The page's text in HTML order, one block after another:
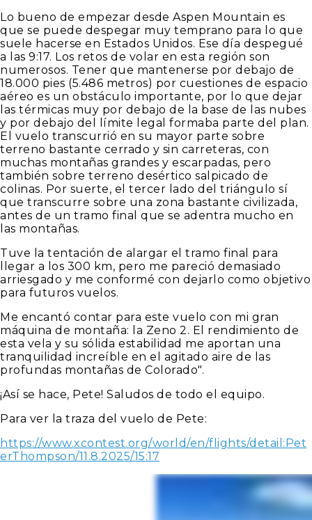
Lo bueno de empezar desde Aspen Mountain es
que se puede despegar muy temprano para lo que
suele hacerse en Estados Unidos. Ese día despegué
a las 9:17. Los retos de volar en esta región son
numerosos. Tener que mantenerse por debajo de
18.000 pies (5.486 metros) por cuestiones de espacio
aéreo es un obstáculo importante, por lo que dejar
las térmicas muy por debajo de la base de las nubes
y por debajo del límite legal formaba parte del plan.
El vuelo transcurrió en su mayor parte sobre
terreno bastante cerrado y sin carreteras, con
muchas montañas grandes y escarpadas, pero
también sobre terreno desértico salpicado de
colinas. Por suerte, el tercer lado del triángulo sí
que transcurre sobre una zona bastante civilizada,
antes de un tramo final que se adentra mucho en
las montañas.
Tuve la tentación de alargar el tramo final para
llegar a los 300 km, pero me pareció demasiado
arriesgado y me conformé con dejarlo como objetivo
para futuros vuelos.
Me encantó contar para este vuelo con mi gran
máquina de montaña: la Zeno 2. El rendimiento de
esta vela y su sólida estabilidad me aportan una
tranquilidad increíble en el agitado aire de las
profundas montañas de Colorado".
¡Así se hace, Pete! Saludos de todo el equipo.
Para ver la traza del vuelo de Pete:
https://www.xcontest.org/world/en/flights/detail:Pet
erThompson/11.8.2025/15:17